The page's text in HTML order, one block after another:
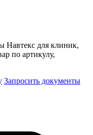
Навтекс для клиник,
по артикулу,
Запросить документы